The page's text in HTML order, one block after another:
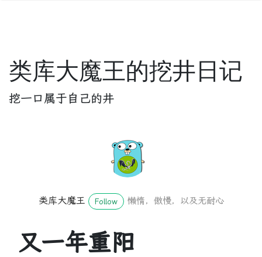
类库大魔王的挖井日记
挖一口属于自己的井
类库大魔王 Follow 懒惰，傲慢，以及无耐心
又一年重阳